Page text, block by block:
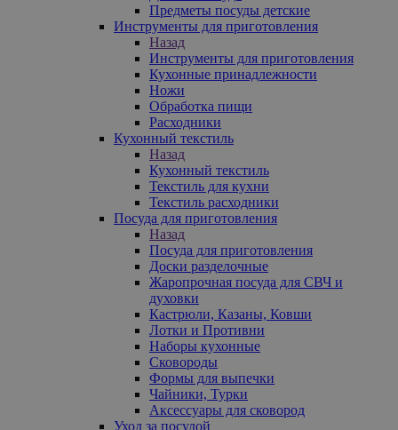
Предметы посуды детские
Инструменты для приготовления
Назад
Инструменты для приготовления
Кухонные принадлежности
Ножи
Обработка пищи
Расходники
Кухонный текстиль
Назад
Кухонный текстиль
Текстиль для кухни
Текстиль расходники
Посуда для приготовления
Назад
Посуда для приготовления
Доски разделочные
Жаропрочная посуда для СВЧ и
духовки
Кастрюли, Казаны, Ковши
Лотки и Противни
Наборы кухонные
Сковороды
Формы для выпечки
Чайники, Турки
Аксессуары для сковород
Уход за посудой